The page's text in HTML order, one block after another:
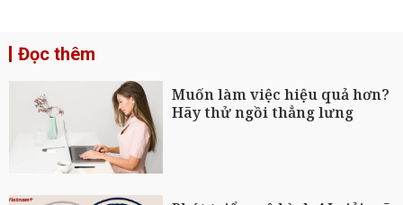
Đọc thêm
Muốn làm việc hiệu quả hơn?
Hãy thử ngồi thẳng lưng